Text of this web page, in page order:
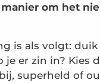
om het
is als volgt:
je er zin in? Kies
superheld of